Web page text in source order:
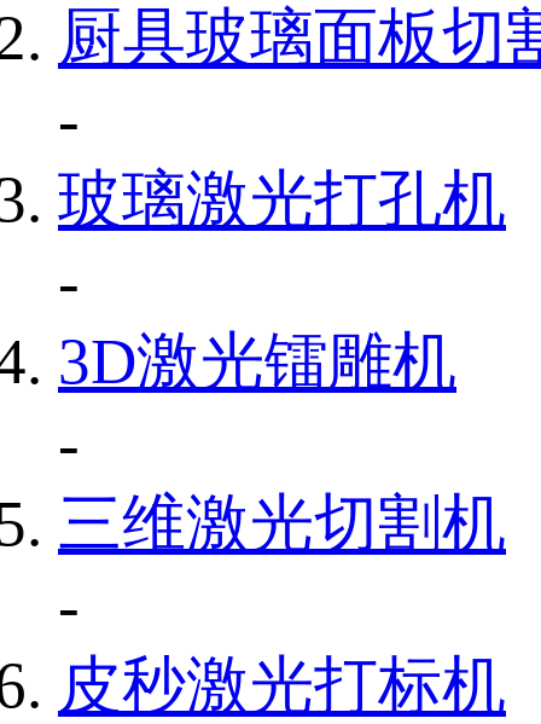
厨具玻璃面板切
-
玻璃激光打孔机
-
3D激光镭雕机
-
三维激光切割机
-
皮秒激光打标机